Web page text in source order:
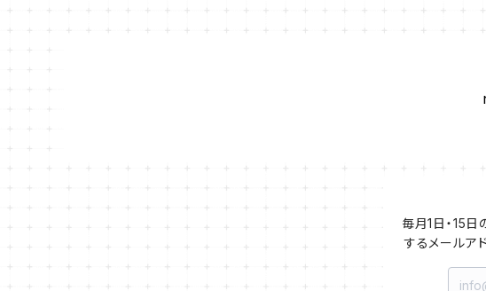
毎月1日・15
するメールア